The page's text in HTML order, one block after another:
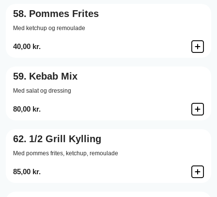
58. Pommes Frites
Med ketchup og remoulade
40,00 kr.
59. Kebab Mix
Med salat og dressing
80,00 kr.
62. 1/2 Grill Kylling
Med pommes frites, ketchup, remoulade
85,00 kr.